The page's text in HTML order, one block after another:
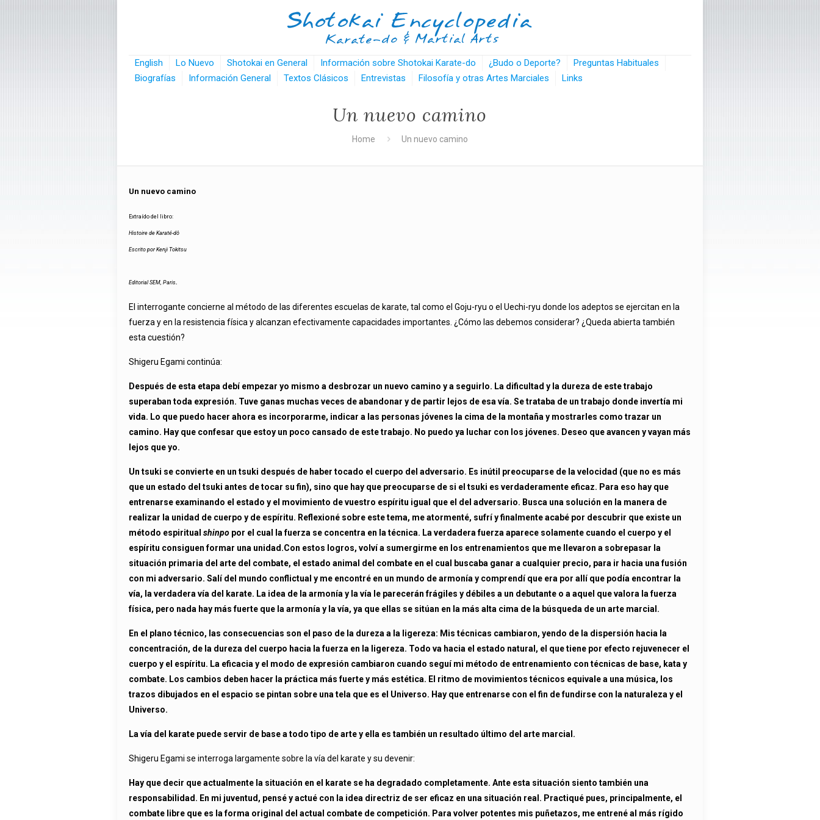
English Lo Nuevo Shotokai en General Información sobre Shotokai Karate-do ¿Budo o Deporte?
Preguntas Habituales
Biografías
Información General Textos Clásicos Entrevistas Filosofía y otras Artes Marciales Links
Un nuevo camino
Home Un nuevo camino
Un nuevo camino
Extraído del libro:
Histoire de Karaté-dô
Escrito por Kenji Tokitsu
Editorial SEM, Paris
El interrogante concierne al método de las diferentes escuelas de karate, tal como el Goju-ryu o el Uechi-ryu donde los adeptos se ejercitan en la
fuerza y en la resistencia física y alcanzan efectivamente capacidades importantes. ¿Cómo las debemos considerar? ¿Queda abierta también
esta cuestión?
Shigeru Egami continúa:
Después de esta etapa debí empezar yo mismo a desbrozar un nuevo camino y a seguirlo. La dificultad y la dureza de este trabajo
superaban toda expresión. Tuve ganas muchas veces de abandonar y de partir lejos de esa vía. Se trataba de un trabajo donde invertía mi
vida. Lo que puedo hacer ahora es incorporarme, indicar a las personas jóvenes la cima de la montaña y mostrarles como trazar un
camino. Hay que confesar que estoy un poco cansado de este trabajo. No puedo ya luchar con los jóvenes. Deseo que avancen y vayan más
lejos que yo.
Un tsuki se convierte en un tsuki después de haber tocado el cuerpo del adversario. Es inútil preocuparse de la velocidad (que no es más
que un estado del tsuki antes de tocar su fin), sino que hay que preocuparse de si el tsuki es verdaderamente eficaz. Para eso hay que
entrenarse examinando el estado y el movimiento de vuestro espíritu igual que el del adversario. Busca una solución en la manera de
realizar la unidad de cuerpo y de espíritu. Reflexioné sobre este tema, me atormenté, sufrí y finalmente acabé por descubrir que existe un
método espiritualshinpo por el cual la fuerza se concentra en la técnica. La verdadera fuerza aparece solamente cuando el cuerpo y el
espíritu consiguen formar una unidad.Con estos logros, volví a sumergirme en los entrenamientos que me llevaron a sobrepasar la
situación primaria del arte del combate, el estado animal del combate en el cual buscaba ganar a cualquier precio, para ir hacia una fusión
con mi adversario. Salí del mundo conflictual y me encontré en un mundo de armonía y comprendí que era por allí que podía encontrar la
vía, la verdadera vía del karate. La idea de la armonía y la vía le parecerán frágiles y débiles a un debutante o a aquel que valora la fuerza
física, pero nada hay más fuerte que la armonía y la vía, ya que ellas se sitúan en la más alta cima de la búsqueda de un arte marcial.
En el plano técnico, las consecuencias son el paso de la dureza a la ligereza: Mis técnicas cambiaron, yendo de la dispersión hacia la
concentración, de la dureza del cuerpo hacia la fuerza en la ligereza. Todo va hacia el estado natural, el que tiene por efecto rejuvenecer el
cuerpo y el espíritu. La eficacia y el modo de expresión cambiaron cuando seguí mi método de entrenamiento con técnicas de base, kata y
combate. Los cambios deben hacer la práctica más fuerte y más estética. El ritmo de movimientos técnicos equivale a una música, los
trazos dibujados en el espacio se pintan sobre una tela que es el Universo. Hay que entrenarse con el fin de fundirse con la naturaleza y el
Universo.
La vía del karate puede servir de base a todo tipo de arte y ella es también un resultado último del arte marcial.
Shigeru Egami se interroga largamente sobre la vía del karate y su devenir:
Hay que decir que actualmente la situación en el karate se ha degradado completamente. Ante esta situación siento también una
responsabilidad. En mi juventud, pensé y actué con la idea directriz de ser eficaz en una situación real. Practiqué pues, principalmente, el
combate libre que es la forma original del actual combate de competición. Para volver potentes mis puñetazos, me entrené al más rígido